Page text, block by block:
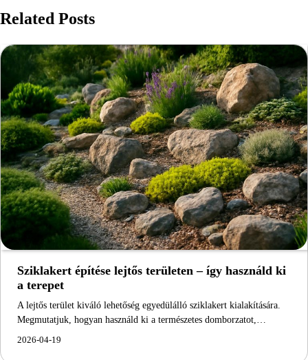
Related Posts
Sziklakert építése lejtős területen – így használd ki
a terepet
A lejtős terület kiváló lehetőség egyedülálló sziklakert kialakítására.
Megmutatjuk, hogyan használd ki a természetes domborzatot,…
2026-04-19